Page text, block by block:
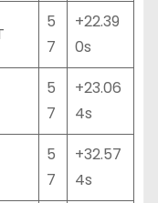
5
7
+22.39
0s
5
7
+23.06
4s
5
7
+32.57
4s